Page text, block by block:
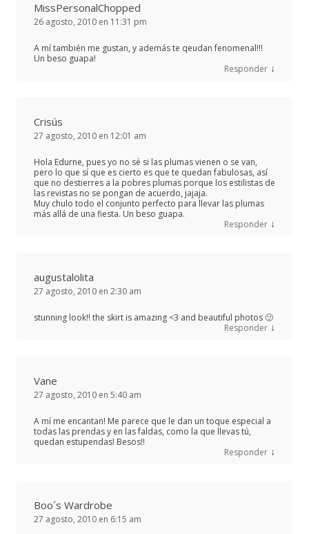
MissPersonalChopped
26 agosto, 2010 en 11:31 pm
A mí también me gustan, y además te qeudan fenomenal!!!
Un beso guapa!
Responder ↓
Crisús
27 agosto, 2010 en 12:01 am
Hola Edurne, pues yo no sé si las plumas vienen o se van,
pero lo que sí que es cierto es que te quedan fabulosas, así
que no destierres a la pobres plumas porque los estilistas de
las revistas no se pongan de acuerdo, jajaja.
Muy chulo todo el conjunto perfecto para llevar las plumas
más allá de una fiesta. Un beso guapa.
Responder ↓
augustalolita
27 agosto, 2010 en 2:30 am
stunning look!! the skirt is amazing <3 and beautiful photos 🙂
Responder ↓
Vane
27 agosto, 2010 en 5:40 am
A mí me encantan! Me parece que le dan un toque especial a
todas las prendas y en las faldas, como la que llevas tú,
quedan estupendas! Besos!!
Responder ↓
Boo´s Wardrobe
27 agosto, 2010 en 6:15 am